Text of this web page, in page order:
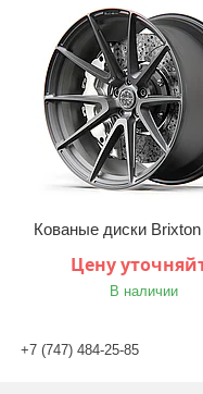
Кованые диски
Цену
В наличии
+7 (747) 484-25-85